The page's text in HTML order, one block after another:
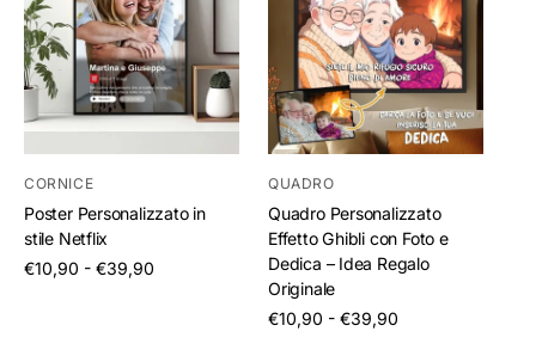
CORNICE
Poster Personalizzato in
stile Netflix
€10,90 - €39,90
/
QUADRO
Quadro Personalizzato
Effetto Ghibli con Foto e
Dedica – Idea Regalo
Originale
€10,90 - €39,90
/